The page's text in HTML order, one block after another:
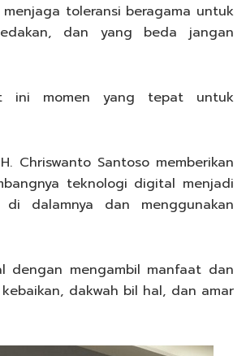
toleransi beragama untuk
dan yang beda jangan
ini momen yang tepat untuk
Chriswanto Santoso memberikan
teknologi digital menjadi
dalamnya dan menggunakan
dengan mengambil manfaat dan
dakwah bil hal, dan amar